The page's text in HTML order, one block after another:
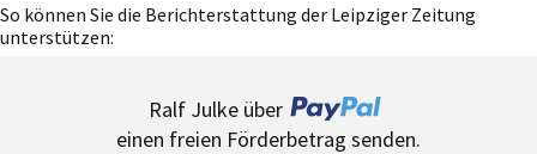
So können Sie die Berichterstattung der Leipziger Zeitung
unterstützen:
Ralf Julke über
einen freien Förderbetrag senden.